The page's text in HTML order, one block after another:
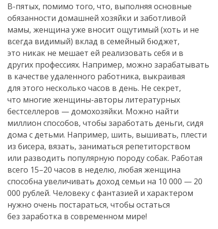
В-пятых, помимо того, что, выполняя основные
обязанности домашней хозяйки и заботливой
мамы, женщина уже вносит ощутимый (хоть и не
всегда видимый) вклад в семейный бюджет,
это никак не мешает ей реализовать себя и в
других профессиях. Например, можно зарабатывать
в качестве удаленного работника, выкраивая
для этого несколько часов в день. Не секрет,
что многие женщины-авторы литературных
бестселлеров — домохозяйки. Можно найти
миллион способов, чтобы заработать деньги, сидя
дома с детьми. Например, шить, вышивать, плести
из бисера, вязать, заниматься репетиторством
или разводить популярную породу собак. Работая
всего 15–20 часов в неделю, любая женщина
способна увеличивать доход семьи на 10 000 — 20
000 рублей. Человеку с фантазией и характером
нужно очень постараться, чтобы остаться
без заработка в современном мире!